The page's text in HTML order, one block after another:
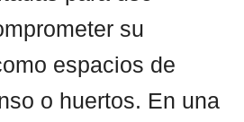
su
espacios de
o huertos. En una